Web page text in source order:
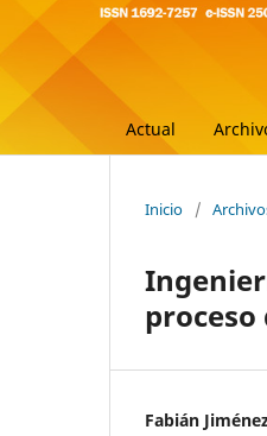
Actual
Inicio /
proceso
Fabián